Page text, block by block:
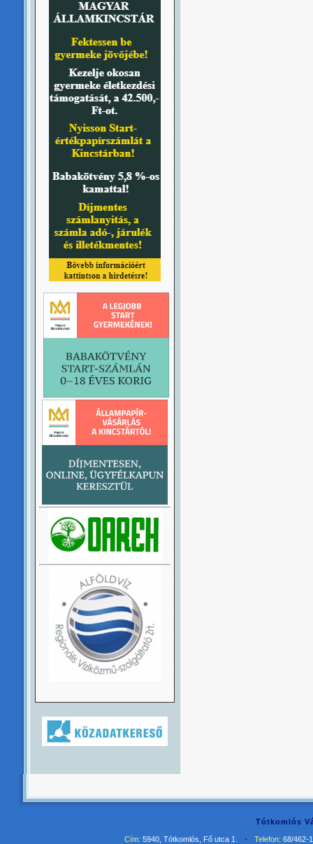
Tótkomlós
Cím: 5940, Tótkomlós, Fő utca 1. • Telefon: 68/462-